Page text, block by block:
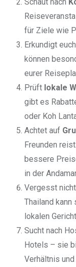
für Ziele wie
Erkundigt
können
eurer
Prüft lokale
gibt es
oder Koh
Achtet auf
Freunden
bessere
in der
Vergesst
Thailand
lokalen
Sucht nach
Hotels – sie
Verhältnis